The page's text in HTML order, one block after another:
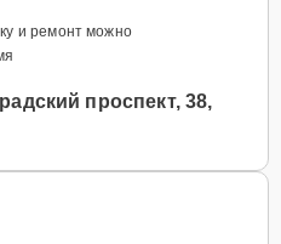
и ремонт можно
проспект, 38,